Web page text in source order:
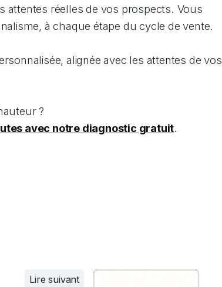
attentes réelles de vos prospects. Vous
à chaque étape du cycle de vente.
alignée avec les attentes de vos
?
avec notre diagnostic gratuit.
Lire suivant